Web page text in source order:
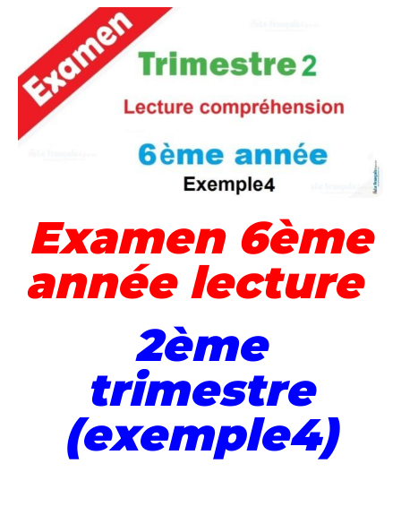
Examen 6ème
année lecture
2ème
trimestre
(exemple4)